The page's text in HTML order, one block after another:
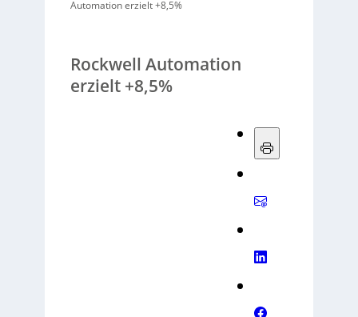
Automation erzielt +8,5%
Rockwell Automation
erzielt +8,5%